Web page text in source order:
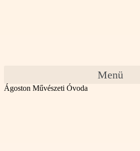
Menü
Ágoston Művészeti Óvoda